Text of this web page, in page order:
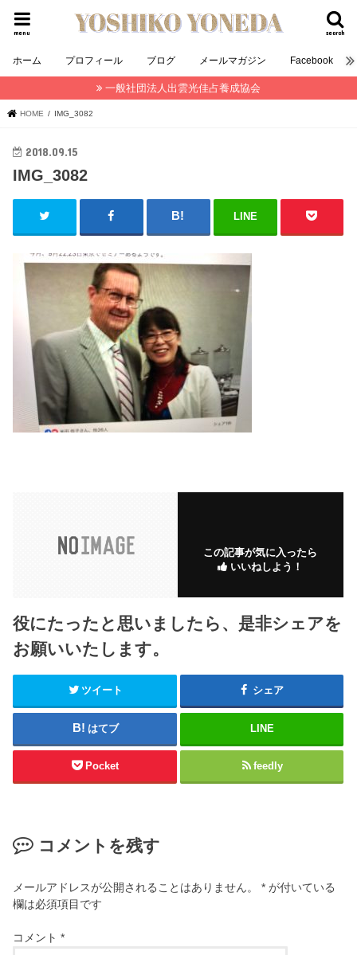
search
menu
ホーム プロフィール ブログ メールマガジン Facebook
一般社団法人出雲光佳占養成協会
HOME IMG_3082
2018.09.15
IMG_3082
LINE
この記事が気に入ったら
いいねしよう！
役にたったと思いましたら、是非シェアを
お願いいたします。
ツイート シェア
はてブ LINE
Pocket feedly
コメントを残す
メールアドレスが公開されることはありません。 * が付いている
欄は必須項目です
コメント*